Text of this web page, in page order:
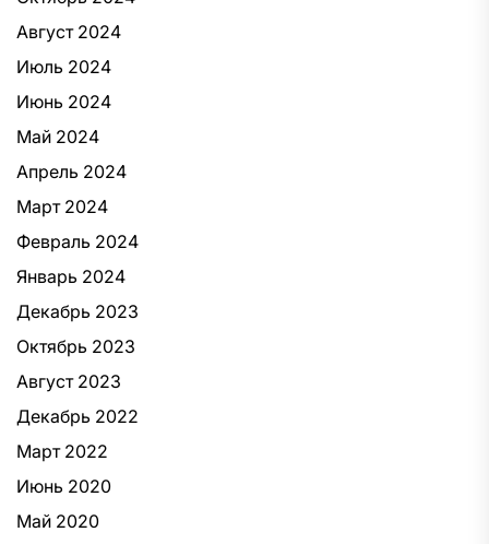
Август 2024
Июль 2024
Июнь 2024
Май 2024
Апрель 2024
Март 2024
Февраль 2024
Январь 2024
Декабрь 2023
Октябрь 2023
Август 2023
Декабрь 2022
Март 2022
Июнь 2020
Май 2020